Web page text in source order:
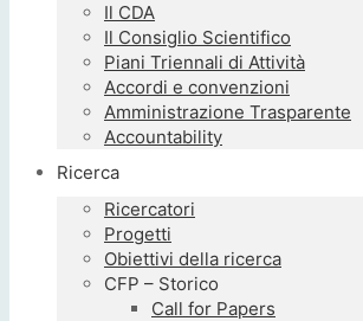
Il CDA
Il Consiglio Scientifico
Piani Triennali di Attività
Accordi e convenzioni
Amministrazione Trasparente
Accountability
Ricerca
Ricercatori
Progetti
Obiettivi della ricerca
CFP – Storico
Call for Papers